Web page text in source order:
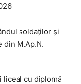
soldaților și
din M.Ap.N.
liceal cu diplomă